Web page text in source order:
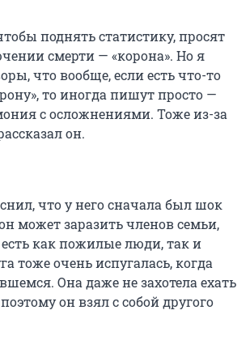
поднять статистику, просят
смерти — «корона». Но я
что вообще, если есть что-то
то иногда пишут просто —
с осложнениями. Тоже из-за
он.
что у него сначала был шок
может заразить членов семьи,
как пожилые люди, так и
тоже очень испугалась, когда
Она даже не захотела ехать
он взял с собой другого